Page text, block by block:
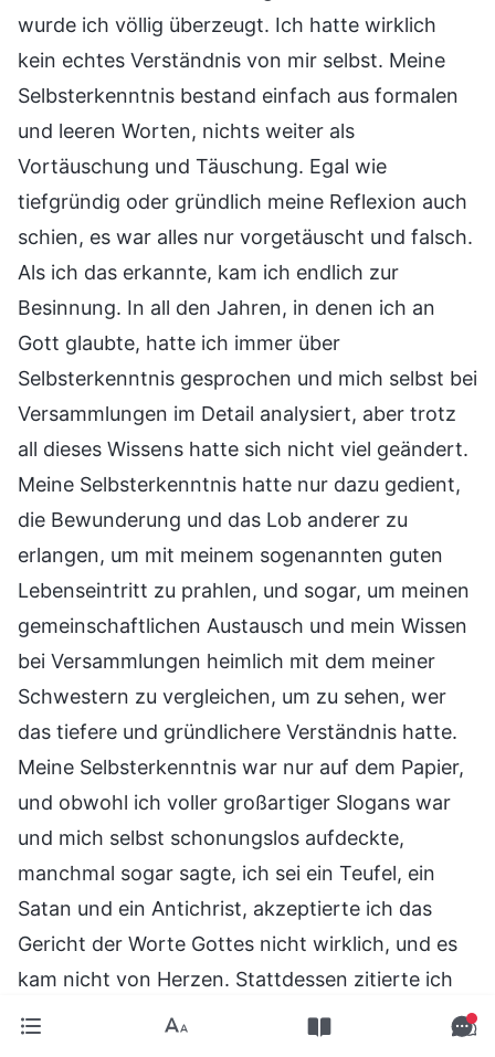
wurde ich völlig überzeugt. Ich hatte wirklich
kein echtes Verständnis von mir selbst. Meine
Selbsterkenntnis bestand einfach aus formalen
und leeren Worten, nichts weiter als
Vortäuschung und Täuschung. Egal wie
tiefgründig oder gründlich meine Reflexion auch
schien, es war alles nur vorgetäuscht und falsch.
Als ich das erkannte, kam ich endlich zur
Besinnung. In all den Jahren, in denen ich an
Gott glaubte, hatte ich immer über
Selbsterkenntnis gesprochen und mich selbst bei
Versammlungen im Detail analysiert, aber trotz
all dieses Wissens hatte sich nicht viel geändert.
Meine Selbsterkenntnis hatte nur dazu gedient,
die Bewunderung und das Lob anderer zu
erlangen, um mit meinem sogenannten guten
Lebenseintritt zu prahlen, und sogar, um meinen
gemeinschaftlichen Austausch und mein Wissen
bei Versammlungen heimlich mit dem meiner
Schwestern zu vergleichen, um zu sehen, wer
das tiefere und gründlichere Verständnis hatte.
Meine Selbsterkenntnis war nur auf dem Papier,
und obwohl ich voller großartiger Slogans war
und mich selbst schonungslos aufdeckte,
manchmal sogar sagte, ich sei ein Teufel, ein
Satan und ein Antichrist, akzeptierte ich das
Gericht der Worte Gottes nicht wirklich, und es
kam nicht von Herzen. Stattdessen zitierte ich
einfach nur aus Gottes Worten, um großartige